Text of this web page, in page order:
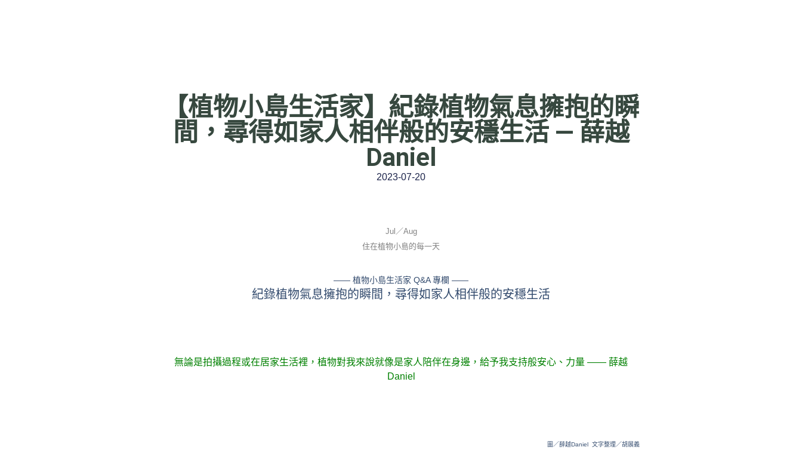
【植物小島生活家】紀錄植物氣息擁抱的瞬
間，尋得如家人相伴般的安穩生活 — 薛越
Daniel
2023-07-20
Jul／Aug
住在植物小島的每一天
—— 植物小島生活家 Q&A 專欄 ——
紀錄植物氣息擁抱的瞬間 ， 尋得如家人相伴般的安穩生活
無論是拍攝過程或在居家生活裡，植物對我來說就像是家人陪伴在身邊，給予我支持般安心、力量 —— 薛越
Daniel
圖／薛越Daniel 文字整理／胡展義